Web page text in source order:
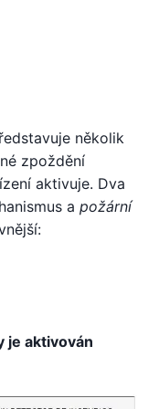
několik
zpoždění
aktivuje. Dva
a požární
je aktivován